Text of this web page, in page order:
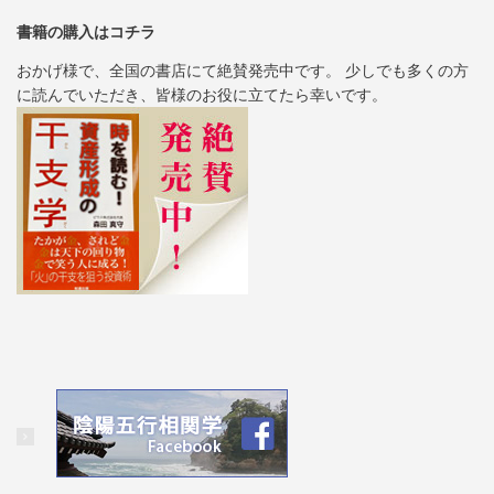
書籍の購入はコチラ
おかげ様で、全国の書店にて絶賛発売中です。 少しでも多くの方
に読んでいただき、皆様のお役に立てたら幸いです。